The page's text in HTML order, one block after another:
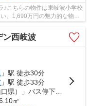
♪こちらの物件は東岐波小学校
、1,690万円の魅力的な物件
るの...
ン西岐波
」駅 徒歩30分
」駅 徒歩33分
㎡